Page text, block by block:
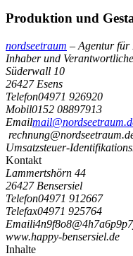
Produktion und
nordseetraum – Agentur für
Inhaber und
Süderwall 10
26427 Esens
Telefon04971 926920
Mobil0152 08897913
Email
Umsatzsteuer-
Kontakt
Lammertshörn 44
26427 Bensersiel
Telefon04971 912667
Telefax04971 925764
Emaili4n9f8o8@4h7a6p9p7
www.happy-bensersiel.de
Inhalte